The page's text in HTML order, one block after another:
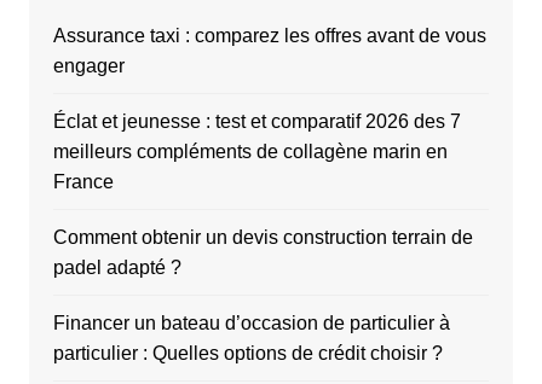
Assurance taxi : comparez les offres avant de vous
engager
Éclat et jeunesse : test et comparatif 2026 des 7
meilleurs compléments de collagène marin en
France
Comment obtenir un devis construction terrain de
padel adapté ?
Financer un bateau d’occasion de particulier à
particulier : Quelles options de crédit choisir ?